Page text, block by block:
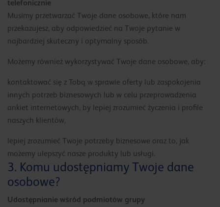
telefonicznie
Musimy przetwarzać Twoje dane osobowe, które nam
przekazujesz, aby odpowiedzieć na Twoje pytanie w
najbardziej skuteczny i optymalny sposób.
Możemy również wykorzystywać Twoje dane osobowe, aby:
kontaktować się z Tobą w sprawie oferty lub zaspokojenia
innych potrzeb biznesowych lub w celu przeprowadzenia
ankiet internetowych, by lepiej zrozumieć życzenia i profile
naszych klientów,
lepiej zrozumieć Twoje potrzeby biznesowe oraz to, jak
możemy ulepszyć nasze produkty lub usługi.
3. Komu udostępniamy Twoje dane
osobowe?
Udostępnianie wśród podmiotów grupy